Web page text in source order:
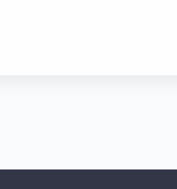
pád stromu, stožáru
skel, zrcadel a výloh